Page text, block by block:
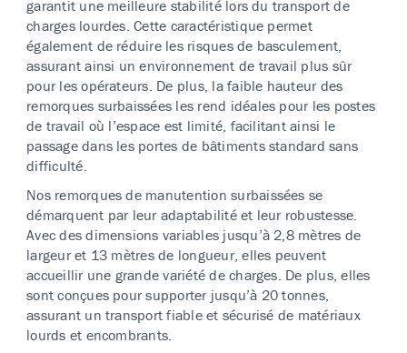
garantit une meilleure stabilité lors du transport de
charges lourdes. Cette caractéristique permet
également de réduire les risques de basculement,
assurant ainsi un environnement de travail plus sûr
pour les opérateurs. De plus, la faible hauteur des
remorques surbaissées les rend idéales pour les postes
de travail où l’espace est limité, facilitant ainsi le
passage dans les portes de bâtiments standard sans
difficulté.
Nos remorques de manutention surbaissées se
démarquent par leur adaptabilité et leur robustesse.
Avec des dimensions variables jusqu’à 2,8 mètres de
largeur et 13 mètres de longueur, elles peuvent
accueillir une grande variété de charges. De plus, elles
sont conçues pour supporter jusqu’à 20 tonnes,
assurant un transport fiable et sécurisé de matériaux
lourds et encombrants.